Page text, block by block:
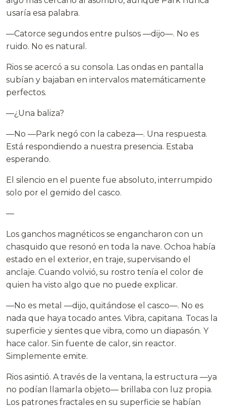
usaría esa palabra.
—Catorce segundos entre pulsos —dijo—. No es
ruido. No es natural.
Rios se acercó a su consola. Las ondas en pantalla
subían y bajaban en intervalos matemáticamente
perfectos.
—¿Una baliza?
—No —Park negó con la cabeza—. Una respuesta.
Está respondiendo a nuestra presencia. Estaba
esperando.
El silencio en el puente fue absoluto, interrumpido
solo por el gemido del casco.
—
Los ganchos magnéticos se engancharon con un
chasquido que resonó en toda la nave. Ochoa había
estado en el exterior, en traje, supervisando el
anclaje. Cuando volvió, su rostro tenía el color de
quien ha visto algo que no puede explicar.
—No es metal —dijo, quitándose el casco—. No es
nada que haya tocado antes. Vibra, capitana. Tocas la
superficie y sientes que vibra, como un diapasón. Y
hace calor. Sin fuente de calor, sin reactor.
Simplemente emite.
Rios asintió. A través de la ventana, la estructura —ya
no podían llamarla objeto— brillaba con luz propia.
Los patrones fractales en su superficie se habían